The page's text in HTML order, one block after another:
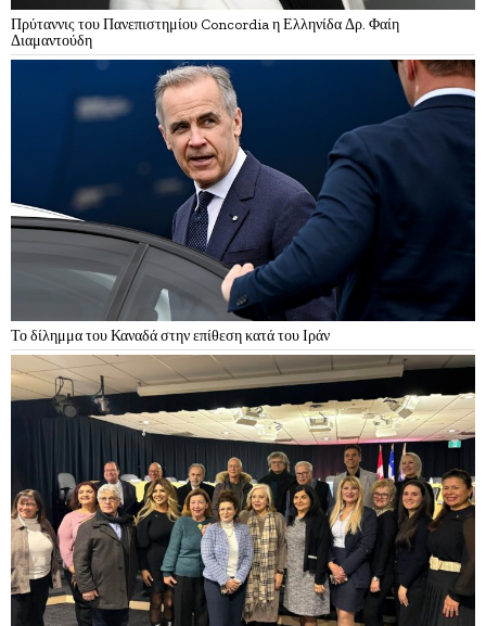
Πρύταννις του Πανεπιστημίου Concordia η Ελληνίδα Δρ. Φαίη
Διαμαντούδη
Το δίλημμα του Καναδά στην επίθεση κατά του Ιράν